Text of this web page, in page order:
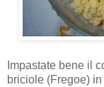
Impastate bene il
briciole (Fregoe)